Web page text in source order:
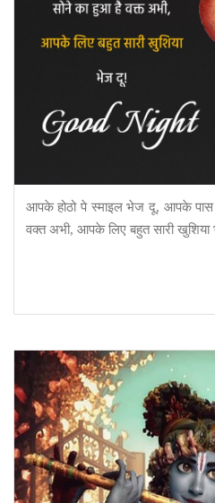
आपके होठो पे स्माइल भेज दू, आपके
वक्त अभी, आपके लिए बहुत सारी